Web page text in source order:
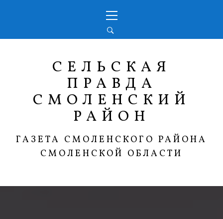
меню
СЕЛЬСКАЯ
ПРАВДА
СМОЛЕНСКИЙ
РАЙОН
ГАЗЕТА СМОЛЕНСКОГО РАЙОНА
СМОЛЕНСКОЙ ОБЛАСТИ